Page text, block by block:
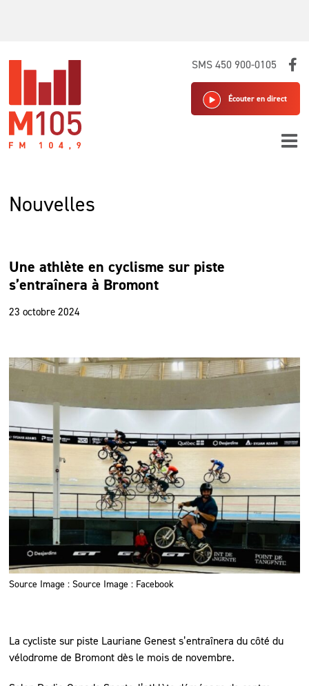
SMS 450 900-0105
Écouter en direct
Nouvelles
Une athlète en cyclisme sur piste
s’entraînera à Bromont
23 octobre 2024
Source Image : Source Image : Facebook
La cycliste sur piste Lauriane Genest s’entraînera du côté du
vélodrome de Bromont dès le mois de novembre.